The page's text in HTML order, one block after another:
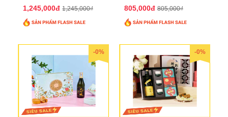
1,245,000đ 1,245,000₫
805,000đ 805,000₫
-0% -0%